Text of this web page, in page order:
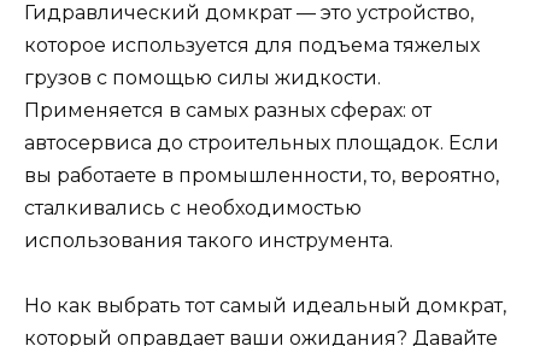
Гидравлический домкрат — это устройство,
которое используется для подъема тяжелых
грузов с помощью силы жидкости.
Применяется в самых разных сферах: от
автосервиса до строительных площадок. Если
вы работаете в промышленности, то, вероятно,
сталкивались с необходимостью
использования такого инструмента.
Но как выбрать тот самый идеальный домкрат,
который оправдает ваши ожидания? Давайте